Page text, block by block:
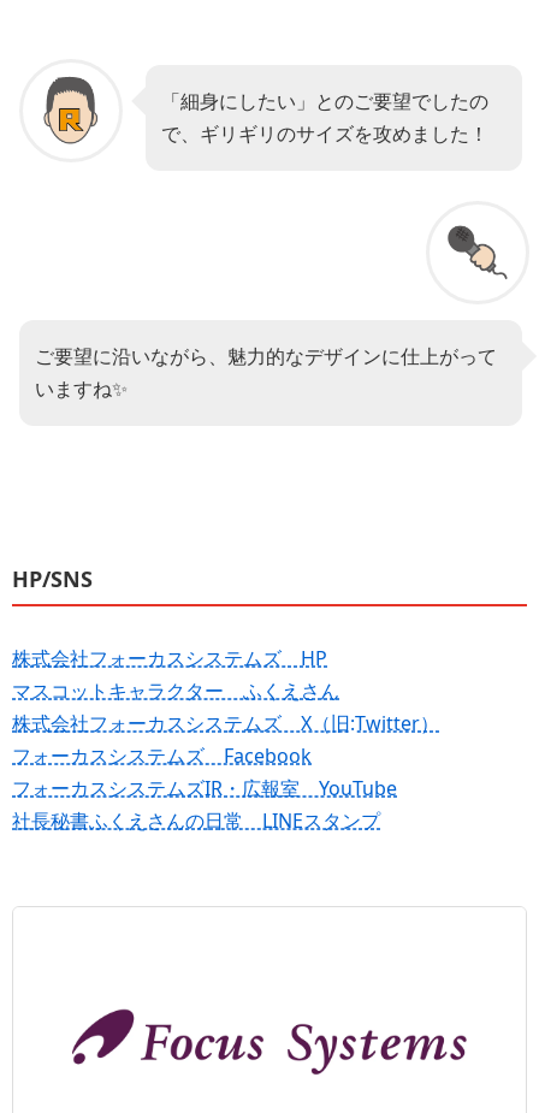
「細身にしたい」とのご要望でしたの
で、ギリギリのサイズを攻めました！
ご要望に沿いながら、魅力的なデザインに仕上がって
いますね✨
HP/SNS
株式会社フォーカスシステムズ HP
マスコットキャラクター ふくえさん
株式会社フォーカスシステムズ X（旧:Twitter）
フォーカスシステムズ Facebook
フォーカスシステムズIR・広報室 YouTube
社長秘書ふくえさんの日常 LINEスタンプ